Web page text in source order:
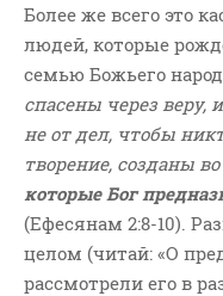
ГЛАВНАЯ
МОИ КНИГИ
СЛОВО-АУДИО
СЛОВО-ВИДЕО
ВОПРОСЫ ПАСТОРУ
РУБРИКИ
Более же всего это
людей, которые
семью Божьего
спасены через веру,
не от дел, чтобы
творение, созданы
которые Бог
(Ефесянам 2:8-10).
целом (читай: «О
рассмотрели его в